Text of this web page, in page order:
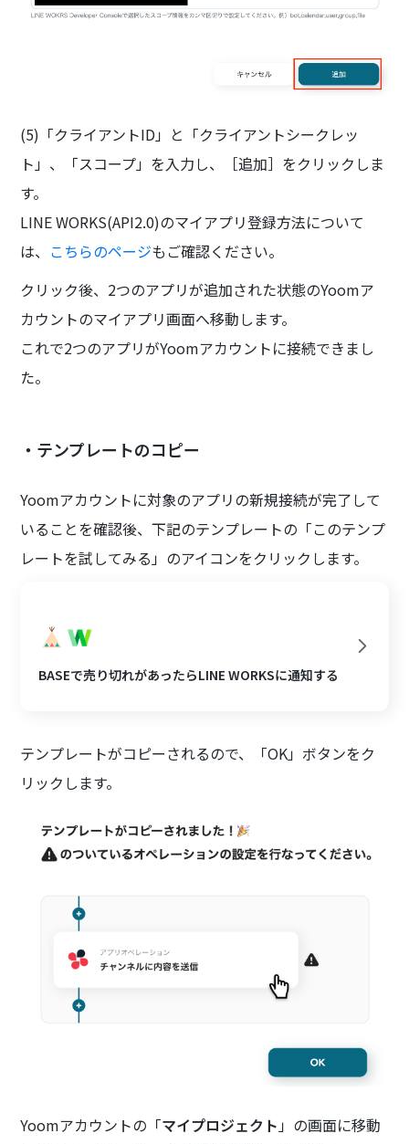
(5)「クライアントID」と「クライアントシークレッ
ト」、「スコープ」を入力し、［追加］をクリックしま
す。
LINE WORKS(API2.0)のマイアプリ登録方法について
は、 こちらのページもご確認ください。
クリック後、2つのアプリが追加された状態のYoomア
カウントのマイアプリ画面へ移動します。
これで2つのアプリがYoomアカウントに接続できまし
た。
・テンプレートのコピー
Yoomアカウントに対象のアプリの新規接続が完了して
いることを確認後、下記のテンプレートの「このテンプ
レートを試してみる」のアイコンをクリックします。
BASEで売り切れがあったらLINE WORKSに通知する
テンプレートがコピーされるので、「OK」ボタンをク
リックします。
Yoomアカウントの「マイプロジェクト」の画面に移動